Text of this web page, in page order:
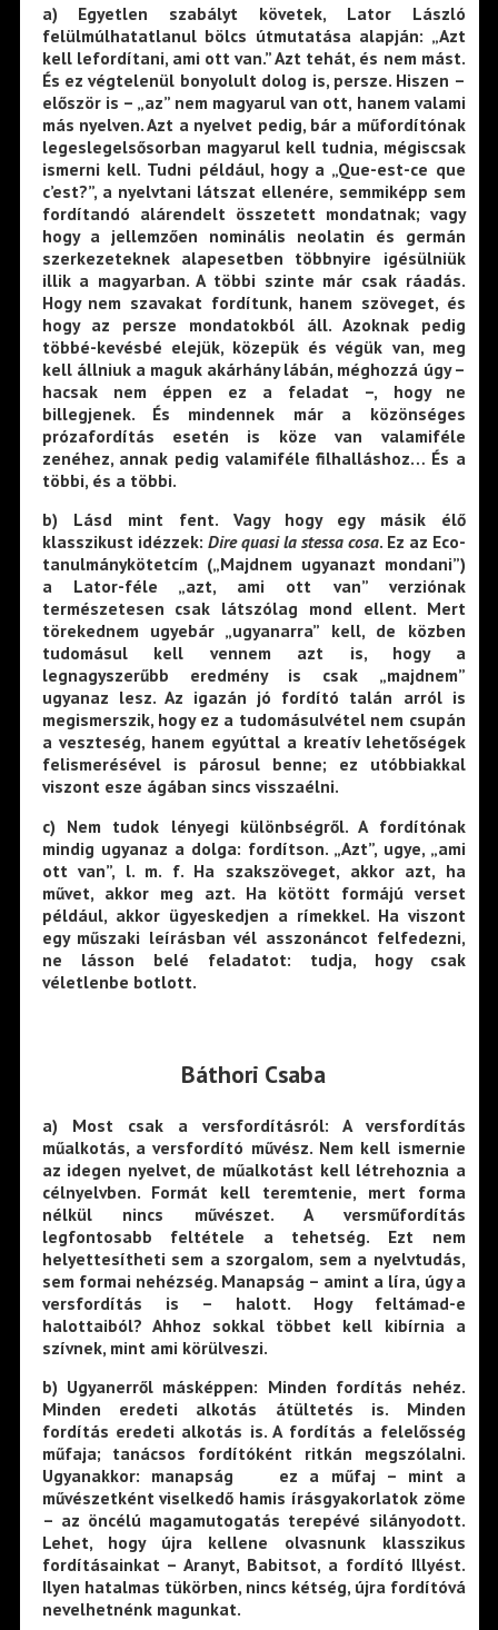
a) Egyetlen szabályt követek, Lator László
felülmúlhatatlanul bölcs útmutatása alapján: „Azt
kell lefordítani, ami ott van.” Azt tehát, és nem mást.
És ez végtelenül bonyolult dolog is, persze. Hiszen –
először is – „az” nem magyarul van ott, hanem valami
más nyelven. Azt a nyelvet pedig, bár a műfordítónak
legeslegelsősorban magyarul kell tudnia, mégiscsak
ismerni kell. Tudni például, hogy a „Que-est-ce que
c’est?”, a nyelvtani látszat ellenére, semmiképp sem
fordítandó alárendelt összetett mondatnak; vagy
hogy a jellemzően nominális neolatin és germán
szerkezeteknek alapesetben többnyire igésülniük
illik a magyarban. A többi szinte már csak ráadás.
Hogy nem szavakat fordítunk, hanem szöveget, és
hogy az persze mondatokból áll. Azoknak pedig
többé-kevésbé elejük, közepük és végük van, meg
kell állniuk a maguk akárhány lábán, méghozzá úgy –
hacsak nem éppen ez a feladat –, hogy ne
billegjenek. És mindennek már a közönséges
prózafordítás esetén is köze van valamiféle
zenéhez, annak pedig valamiféle filhalláshoz… És a
többi, és a többi.
b) Lásd mint fent. Vagy hogy egy másik élő
klasszikust idézzek: Dire quasi la stessa cosa. Ez az Eco-
tanulmánykötetcím („Majdnem ugyanazt mondani”)
a Lator-féle „azt, ami ott van” verziónak
természetesen csak látszólag mond ellent. Mert
törekednem ugyebár „ugyanarra” kell, de közben
tudomásul kell vennem azt is, hogy a
legnagyszerűbb eredmény is csak „majdnem”
ugyanaz lesz. Az igazán jó fordító talán arról is
megismerszik, hogy ez a tudomásulvétel nem csupán
a veszteség, hanem egyúttal a kreatív lehetőségek
felismerésével is párosul benne; ez utóbbiakkal
viszont esze ágában sincs visszaélni.
c) Nem tudok lényegi különbségről. A fordítónak
mindig ugyanaz a dolga: fordítson. „Azt”, ugye, „ami
ott van”, l. m. f. Ha szakszöveget, akkor azt, ha
művet, akkor meg azt. Ha kötött formájú verset
például, akkor ügyeskedjen a rímekkel. Ha viszont
egy műszaki leírásban vél asszonáncot felfedezni,
ne lásson belé feladatot: tudja, hogy csak
véletlenbe botlott.
Báthori Csaba
a) Most csak a versfordításról: A versfordítás
műalkotás, a versfordító művész. Nem kell ismernie
az idegen nyelvet, de műalkotást kell létrehoznia a
célnyelvben. Formát kell teremtenie, mert forma
nélkül nincs művészet. A versműfordítás
legfontosabb feltétele a tehetség. Ezt nem
helyettesítheti sem a szorgalom, sem a nyelvtudás,
sem formai nehézség. Manapság – amint a líra, úgy a
versfordítás is – halott. Hogy feltámad-e
halottaiból? Ahhoz sokkal többet kell kibírnia a
szívnek, mint ami körülveszi.
b) Ugyanerről másképpen: Minden fordítás nehéz.
Minden eredeti alkotás átültetés is. Minden
fordítás eredeti alkotás is. A fordítás a felelősség
műfaja; tanácsos fordítóként ritkán megszólalni.
Ugyanakkor: manapság ez a műfaj – mint a
művészetként viselkedő hamis írásgyakorlatok zöme
– az öncélú magamutogatás terepévé silányodott.
Lehet, hogy újra kellene olvasnunk klasszikus
fordításainkat – Aranyt, Babitsot, a fordító Illyést.
Ilyen hatalmas tükörben, nincs kétség, újra fordítóvá
nevelhetnénk magunkat.